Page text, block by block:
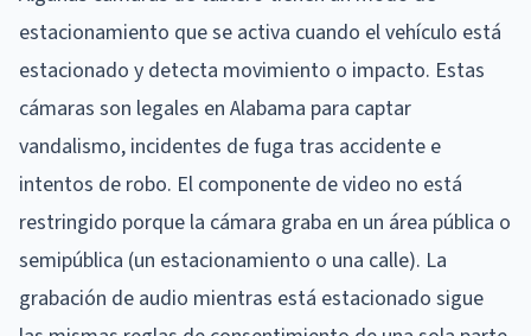
estacionamiento que se activa cuando el vehículo está
estacionado y detecta movimiento o impacto. Estas
cámaras son legales en Alabama para captar
vandalismo, incidentes de fuga tras accidente e
intentos de robo. El componente de video no está
restringido porque la cámara graba en un área pública o
semipública (un estacionamiento o una calle). La
grabación de audio mientras está estacionado sigue